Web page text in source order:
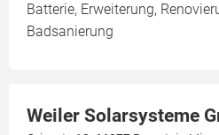
Batterie, Erweiterung,
Badsanierung
Weiler Solarsysteme